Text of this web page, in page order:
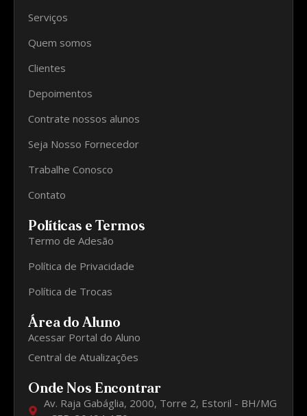
Serviços
Quem somos
Clientes
Depoimentos
Contrate nossos alunos
Seja Nosso Fornecedor
Trabalhe Conosco
Contato
Políticas e Termos
Termo de Adesão
Política de Privacidade
Política de Trocas
Área do Aluno
Acessar Portal do Aluno
Central de Atualizações
Onde Nos Encontrar
Av. Raja Gabáglia, 2000, Torre 2, Estoril - BH/MG